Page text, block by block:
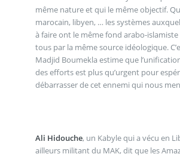
même nature et qui le même objectif.
marocain, libyen, … les systèmes
à faire ont le même fond arabo-islamiste
tous par la même source idéologique.
Madjid Boumekla estime que
des efforts est plus qu’urgent pour
débarrasser de cet ennemi qui nous
Ali Hidouche, un Kabyle qui a vécu en
ailleurs militant du MAK, dit que les